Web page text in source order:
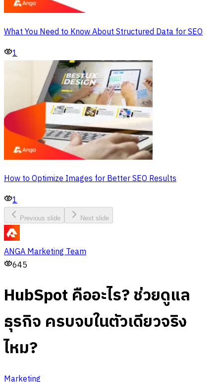
What You Need to Know About Structured Data for SEO
1
How to Optimize Images for Better SEO Results
1
Previous slide Next slide
ANGA Marketing Team
645
HubSpot คืออะไร? ช่วยดูแล
ธุรกิจ ครบจบในตัวเดียวจริง
ไหม?
Marketing